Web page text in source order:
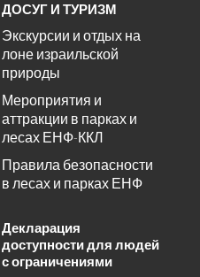
ДОСУГ И ТУРИЗМ
Экскурсии и отдых на
лоне израильской
природы
Мероприятия и
аттракции в парках и
лесах ЕНФ-ККЛ
Правила безопасности
в лесах и парках ЕНФ
Декларация
доступности для людей
с ограничениями